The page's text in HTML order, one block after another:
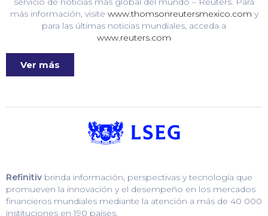
más información, visite www.thomsonreutersmexico.com y
para las últimas noticias mundiales, acceda a
www.reuters.com
Ver más
Refinitiv brinda información, perspectivas y tecnología que
promueven la innovación y el desempeño en los mercados
financieros mundiales mediante la atención a más de 40 000
instituciones en 190 países.